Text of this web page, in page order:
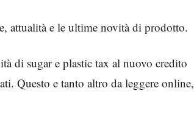
attualità e le ultime novità di prodotto.
di sugar e plastic tax al nuovo credito
Questo e tanto altro da leggere online,